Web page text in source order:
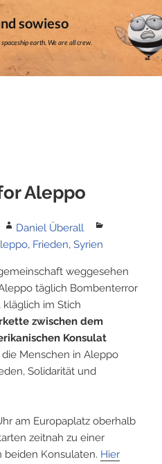
sowieso
earth. We are all crew.
Aleppo
Author
Daniel Überall
, Frieden, Syrien
weggesehen
täglich Bombenterror
kläglich im Stich
zwischen dem
Konsulat
Menschen in Aleppo
Solidarität und
am Europaplatz oberhalb
zeitnah zu einer
Konsulaten. Hier